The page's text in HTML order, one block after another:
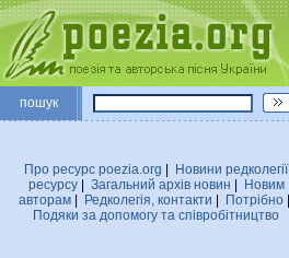
пошук
Про ресурс poezia.org
Новини редколегiї
ресурсу| Загальний архiв новин
Новим
авторам
Редколегiя, контакти Потрiбно
Подяки за допомогу та співробітництво